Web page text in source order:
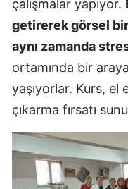
çalışmalar yapıyor.
getirerek görsel
aynı zamanda
ortamında bir
yaşıyorlar. Kurs,
çıkarma fırsatı